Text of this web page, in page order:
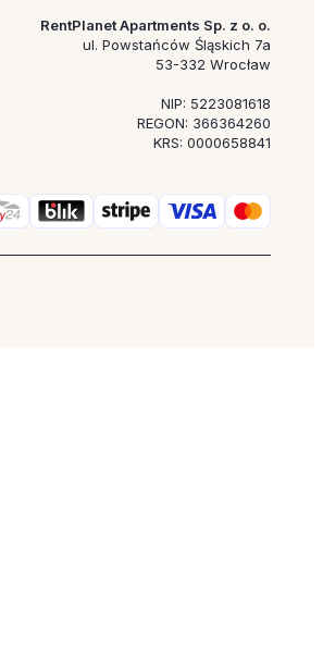
RentPlanet Apartments Sp. z o. o.
ul. Powstańców Śląskich 7a
53-332 Wrocław
NIP: 5223081618
REGON: 366364260
KRS: 0000658841